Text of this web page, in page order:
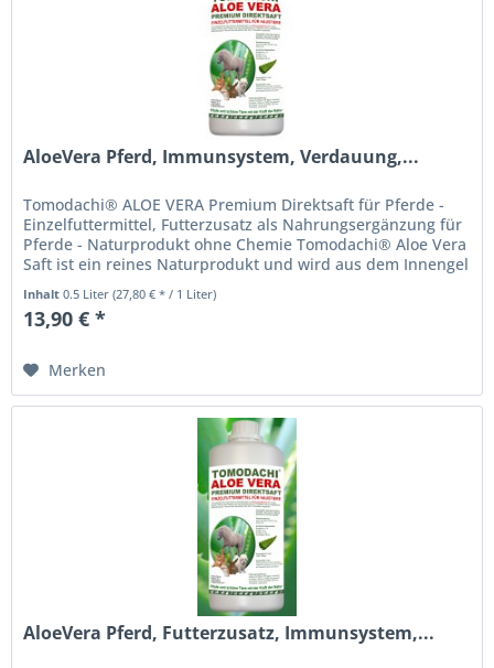
AloeVera Pferd, Immunsystem, Verdauung,...
Tomodachi® ALOE VERA Premium Direktsaft für Pferde -
Einzelfuttermittel, Futterzusatz als Nahrungsergänzung für
Pferde - Naturprodukt ohne Chemie Tomodachi® Aloe Vera
Saft ist ein reines Naturprodukt und wird aus dem Innengel
frischer...
Inhalt0.5 Liter(27,80 € * / 1 Liter)
13,90 € *
Merken
AloeVera Pferd, Futterzusatz, Immunsystem,...